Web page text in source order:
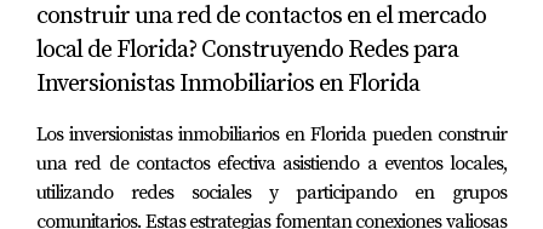
basa en la creciente demanda en esa área
específica.
María y Javier tienen dos hijos pequeños y necesitan
más espacio. Deciden buscar una casa usada con un
jardín grande donde sus hijos puedan jugar.
construir una red de contactos en el mercado
local de Florida? Construyendo Redes para
Inversionistas Inmobiliarios en Florida
Los inversionistas inmobiliarios en Florida pueden construir
una red de contactos efectiva asistiendo a eventos locales,
utilizando redes sociales y participando en grupos
comunitarios. Estas estrategias fomentan conexiones valiosas